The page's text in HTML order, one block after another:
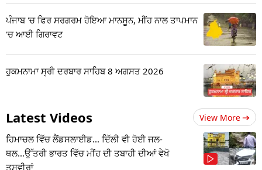
ਪੰਜਾਬ 'ਚ ਫਿਰ ਸਰਗਰਮ ਹੋਇਆ ਮਾਨਸੂਨ, ਮੀਂਹ ਨਾਲ ਤਾਪਮਾਨ
'ਚ ਆਈ ਗਿਰਾਵਟ
ਹੁਕਮਨਾਮਾ ਸ੍ਰੀ ਦਰਬਾਰ ਸਾਹਿਬ 8 ਅਗਸਤ 2026
Latest Videos View More
ਹਿਮਾਚਲ ਵਿੱਚ ਲੈਂਡਸਲਾਈਡ... ਦਿੱਲੀ ਵੀ ਹੋਈ ਜਲ-
ਥਲ...ਉੱਤਰੀ ਭਾਰਤ ਵਿੱਚ ਮੀਂਹ ਦੀ ਤਬਾਹੀ ਦੀਆਂ ਵੇਖੋ
ਤਸਵੀਰਾਂ